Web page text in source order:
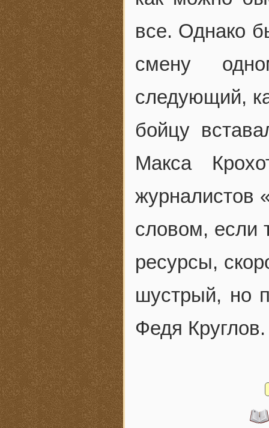
все. Однако
смену
следующий,
бойцу
Макса
журналистов
словом, если
ресурсы,
шустрый, но
Федя